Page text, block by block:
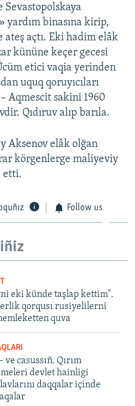
yardım binasına kirip,
açtı. Eki hadim elâk
kününe keçer gecesi
etici vaqia yerinden
uquq qoruyıcıları
Aqmescit sakini 1960
Qıdıruv alıp barıla.
Aksenov elâk olğan
körgenlerge maliyeviy
etti.
Follow us
eki künde taşlap kettim".
qorqusı rusiyelilerni
quva
ve casussıñ. Qırım
devlet hainligi
daqqalar içinde